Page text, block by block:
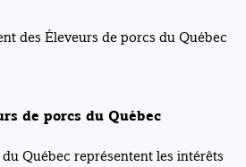
des Éleveurs de porcs du Québec
de porcs du Québec
Québec représentent les intérêts